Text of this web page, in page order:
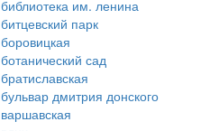
библиотека им. ленина
битцевский парк
боровицкая
ботанический сад
братиславская
бульвар дмитрия донского
варшавская